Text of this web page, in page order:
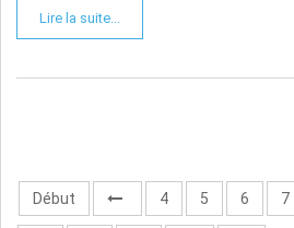
Lire la suite...
Début 4 5 6 7